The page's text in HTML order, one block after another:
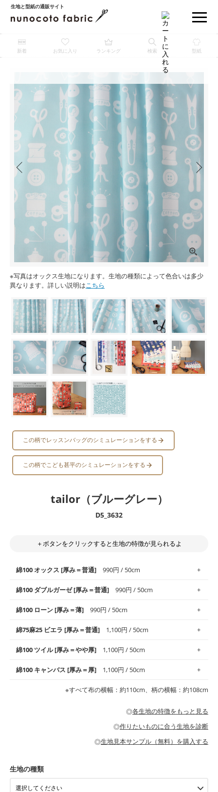
生地と型紙の通販サイト
新着 お気に入り ランキング 検索 型紙
※写真はオックス生地になります。生地の種類によって色合いは多少
異なります。詳しい説明はこちら
この柄でレッスンバッグのシミュレーションをする
この柄でこども甚平のシミュレーションをする
tailor（ブルーグレー）
D5_3632
＋ボタンをクリックすると生地の特徴が見られるよ
綿100 オックス [厚み＝普通] 990円 / 50cm
使いやすさNo.1！しなやかさと適度な張りを併せ持ち、通気性の
高さがオックス生地の特徴です。当サイトのオックス生地は、
般にお使いいただけます。
※レッスンバッグ、上履き袋などの通園通学グッズにはツイル生
・布団カバーなどの寝具、カーテン
綿100 ダブルガーゼ [厚み＝普通] 990円 / 50cm
柔らかくふんわりとした肌触りが特徴です。ベビー用品やハンカ
チなど直接肌に触れるアイテムに最適です。高い吸湿性・通気性
す。
・スタイ、おくるみなどのベビーグッズ
・ブラウス、チュニック、ワンピースなどの洋服
・パジャマなどの寝具
綿100 ローン [厚み＝薄] 990円 / 50cm
上質で薄手の平織りの生地です。軽やかさとなめらかな手触りの
良さが魅力。透け感があるので、涼しげなトップスなどに最適で
・ブラウス、シャツ、チュニックなどのトップス
綿75麻25 ビエラ [厚み＝普通] 1,100円 / 50cm
コットン75％リネン25％の当店のビエラ生地は、オックス生地よ
りもふんわりとした柔らかい質感と適度な落ち感を感じられるの
綿100 ツイル [厚み＝やや厚] 1,100円 / 50cm
綾織りの生地です。しっかりとした張りと厚みがありながらも柔
らかいのが特徴です。生地の厚みは中厚手です。1枚でも透け感
・レッスンバッグ、上履き袋などの通園通学グッズ
・カーテン、エプロン、テーブルクロスなどの暮らしのアイテム
・パンツ、タックスカートなどのボトムス
もっと詳しく見る
綿100 キャンバス [厚み＝厚] 1,100円 / 50cm
当店のキャンバス生地は、11号帆布相当の厚みです。 丈夫で高い
耐久性があります。トートバッグ・ポーチ・ペンケースなどの布
小物、インテリア用品に向いています。
・工作用エプロン
もっと詳しく見る
※すべて布の横幅：約110cm、柄の横幅：約108cm
◎各生地の特徴をもっと見る
◎作りたいものに合う生地を診断
◎生地見本サンプル（無料）を購入する
生地の種類